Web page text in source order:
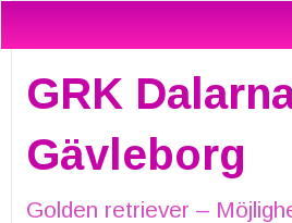
GRK
Gävleborg
Golden retriever –